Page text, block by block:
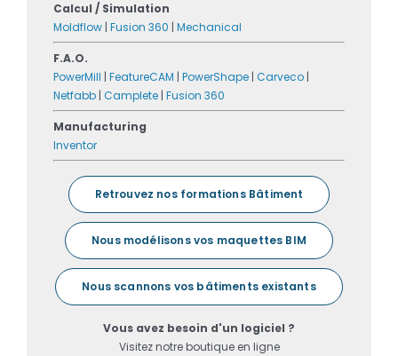
Calcul / Simulation
Moldflow | Fusion 360 | Mechanical
F.A.O.
PowerMill | FeatureCAM | PowerShape | Carveco |
Netfabb | Camplete | Fusion 360
Manufacturing
Inventor
Retrouvez nos formations Bâtiment
Nous modélisons vos maquettes BIM
Nous scannons vos bâtiments existants
Vous avez besoin d'un logiciel ?
Visitez notre boutique en ligne